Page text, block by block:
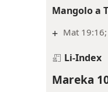
Mangolo a
+ Mat
Li-Index
Mareka